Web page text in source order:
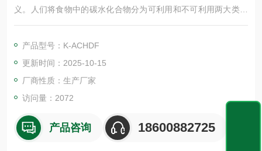
义。人们将食物中的碳水化合物分为可利用和不可利用两大类，
可利用碳水化合物被定义为可被人体小肠消化吸收并转化为葡萄
为不能被人体消化道分泌物消化的碳水化合物，主要包括膳食纤
维。
由于一些不能在小肠内消化吸收的碳水化合物在进入大肠后可以
被发酵，因此可利用和不可利用碳水化合物概念的提出
产品型号：K-ACHDF
更新时间：2025-10-15
厂商性质：生产厂家
访问量：2072
产品咨询 18600882725